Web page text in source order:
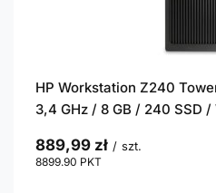
HP Workstation Z240
3,4 GHz / 8 GB / 240 SSD /
889,99 zł / szt.
8899.90 PKT